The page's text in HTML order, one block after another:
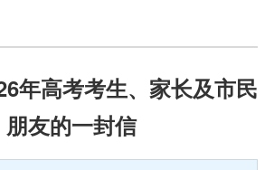
年高考考生、家长及市民
朋友的一封信